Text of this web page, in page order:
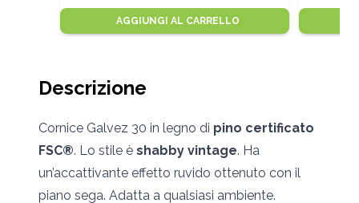
AGGIUNGI AL CARRELLO
Descrizione
Cornice Galvez 30 in legno di pino certificato
FSC®. Lo stile è shabby vintage. Ha
un’accattivante effetto ruvido ottenuto con il
piano sega. Adatta a qualsiasi ambiente.